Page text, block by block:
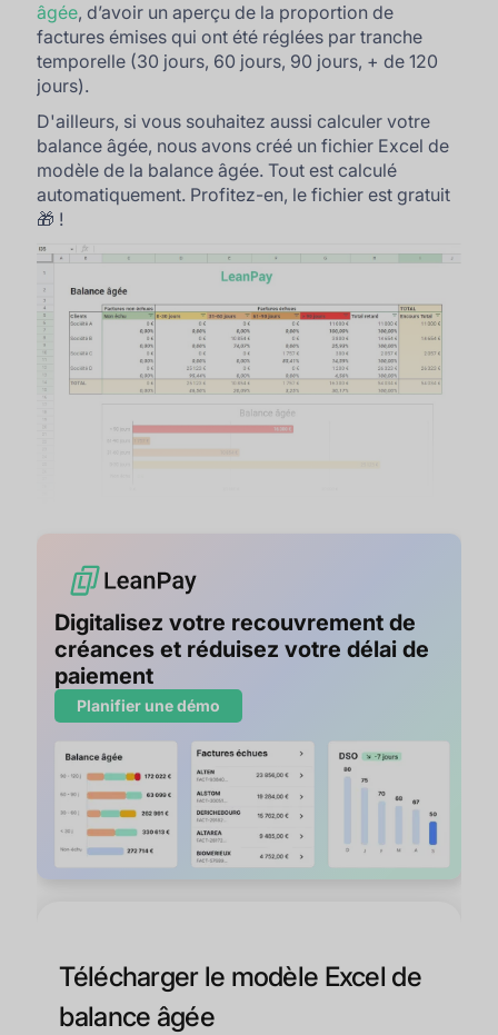
âgée, d’avoir un aperçu de la proportion de
factures émises qui ont été réglées par tranche
temporelle (30 jours, 60 jours, 90 jours, + de 120
jours).
D'ailleurs, si vous souhaitez aussi calculer votre
balance âgée, nous avons créé un fichier Excel de
modèle de la balance âgée. Tout est calculé
automatiquement. Profitez-en, le fichier est gratuit
🎁 !
Digitalisez votre recouvrement de
créances et réduisez votre délai de
paiement
Planifier une démo
Télécharger le modèle Excel de
balance âgée